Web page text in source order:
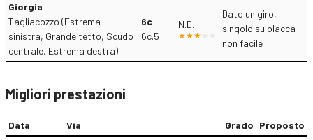
Giorgia
Tagliacozzo (Estrema
sinistra, Grande tetto, Scudo
centrale, Estrema destra)
6c
6c.5
N.D.
Dato un giro,
singolo su placca
non facile
Migliori prestazioni
Data Via Grado Proposto